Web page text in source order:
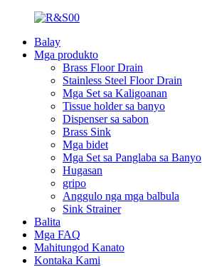
Balay
Mga produkto
Brass Floor Drain
Stainless Steel Floor Drain
Mga Set sa Kaligoanan
Tissue holder sa banyo
Dispenser sa sabon
Brass Sink
Mga bidet
Mga Set sa Panglaba sa Banyo
Hugasan
gripo
Anggulo nga mga balbula
Sink Strainer
Balita
Mga FAQ
Mahitungod Kanato
Kontaka Kami